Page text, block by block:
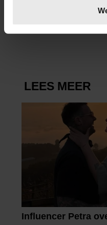
verwerkt en stel uw
intrekken in de
en om ons
partners voor social
partners kunnen deze
informatie die u aan ze
verzameld op basis van
VOLGEBOEKT